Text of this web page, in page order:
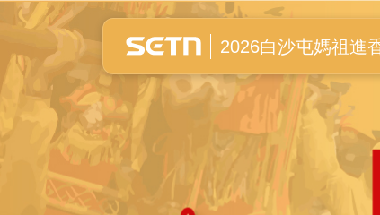
白沙屯媽祖進香全紀錄
2026白沙屯媽祖進